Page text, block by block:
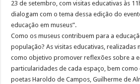
23 de setembro, com visitas educativas às
dialogam com o tema dessa edição do
educação em museus”.
Como os museus contribuem para a
população? As visitas educativas, realizadas
como objetivo promover reflexões sobre a
particularidades de cada espaço, bem
poetas Haroldo de Campos, Guilherme de